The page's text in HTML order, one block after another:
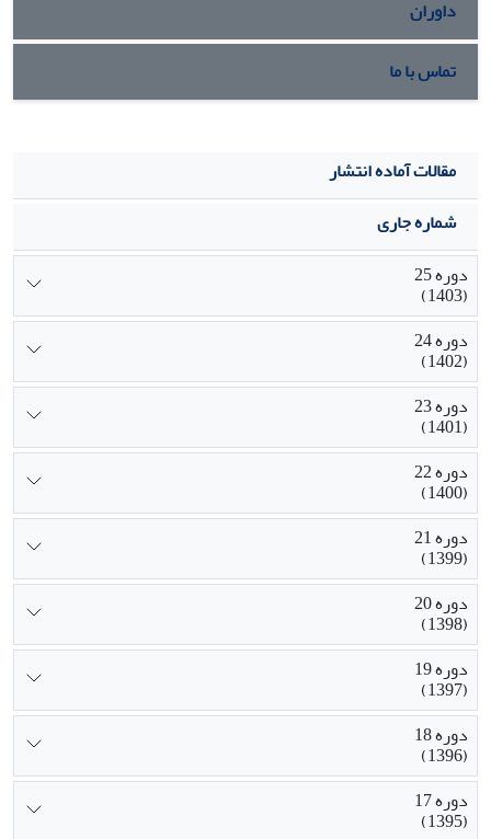
داوران
تماس با ما
مقالات آماده انتشار
شماره جاری
دوره 25
(1403)
دوره 24
(1402)
دوره 23
(1401)
دوره 22
(1400)
دوره 21
(1399)
دوره 20
(1398)
دوره 19
(1397)
دوره 18
(1396)
دوره 17
(1395)